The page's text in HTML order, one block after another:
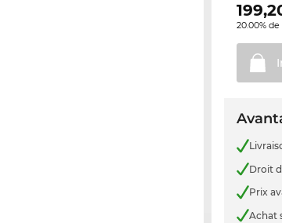
20.00%
Droit
Prix
Achat